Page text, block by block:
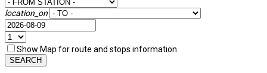
location_on
Show Map for route and stops information
SEARCH